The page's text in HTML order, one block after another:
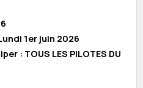
1er juin 2026
: TOUS LES PILOTES DU